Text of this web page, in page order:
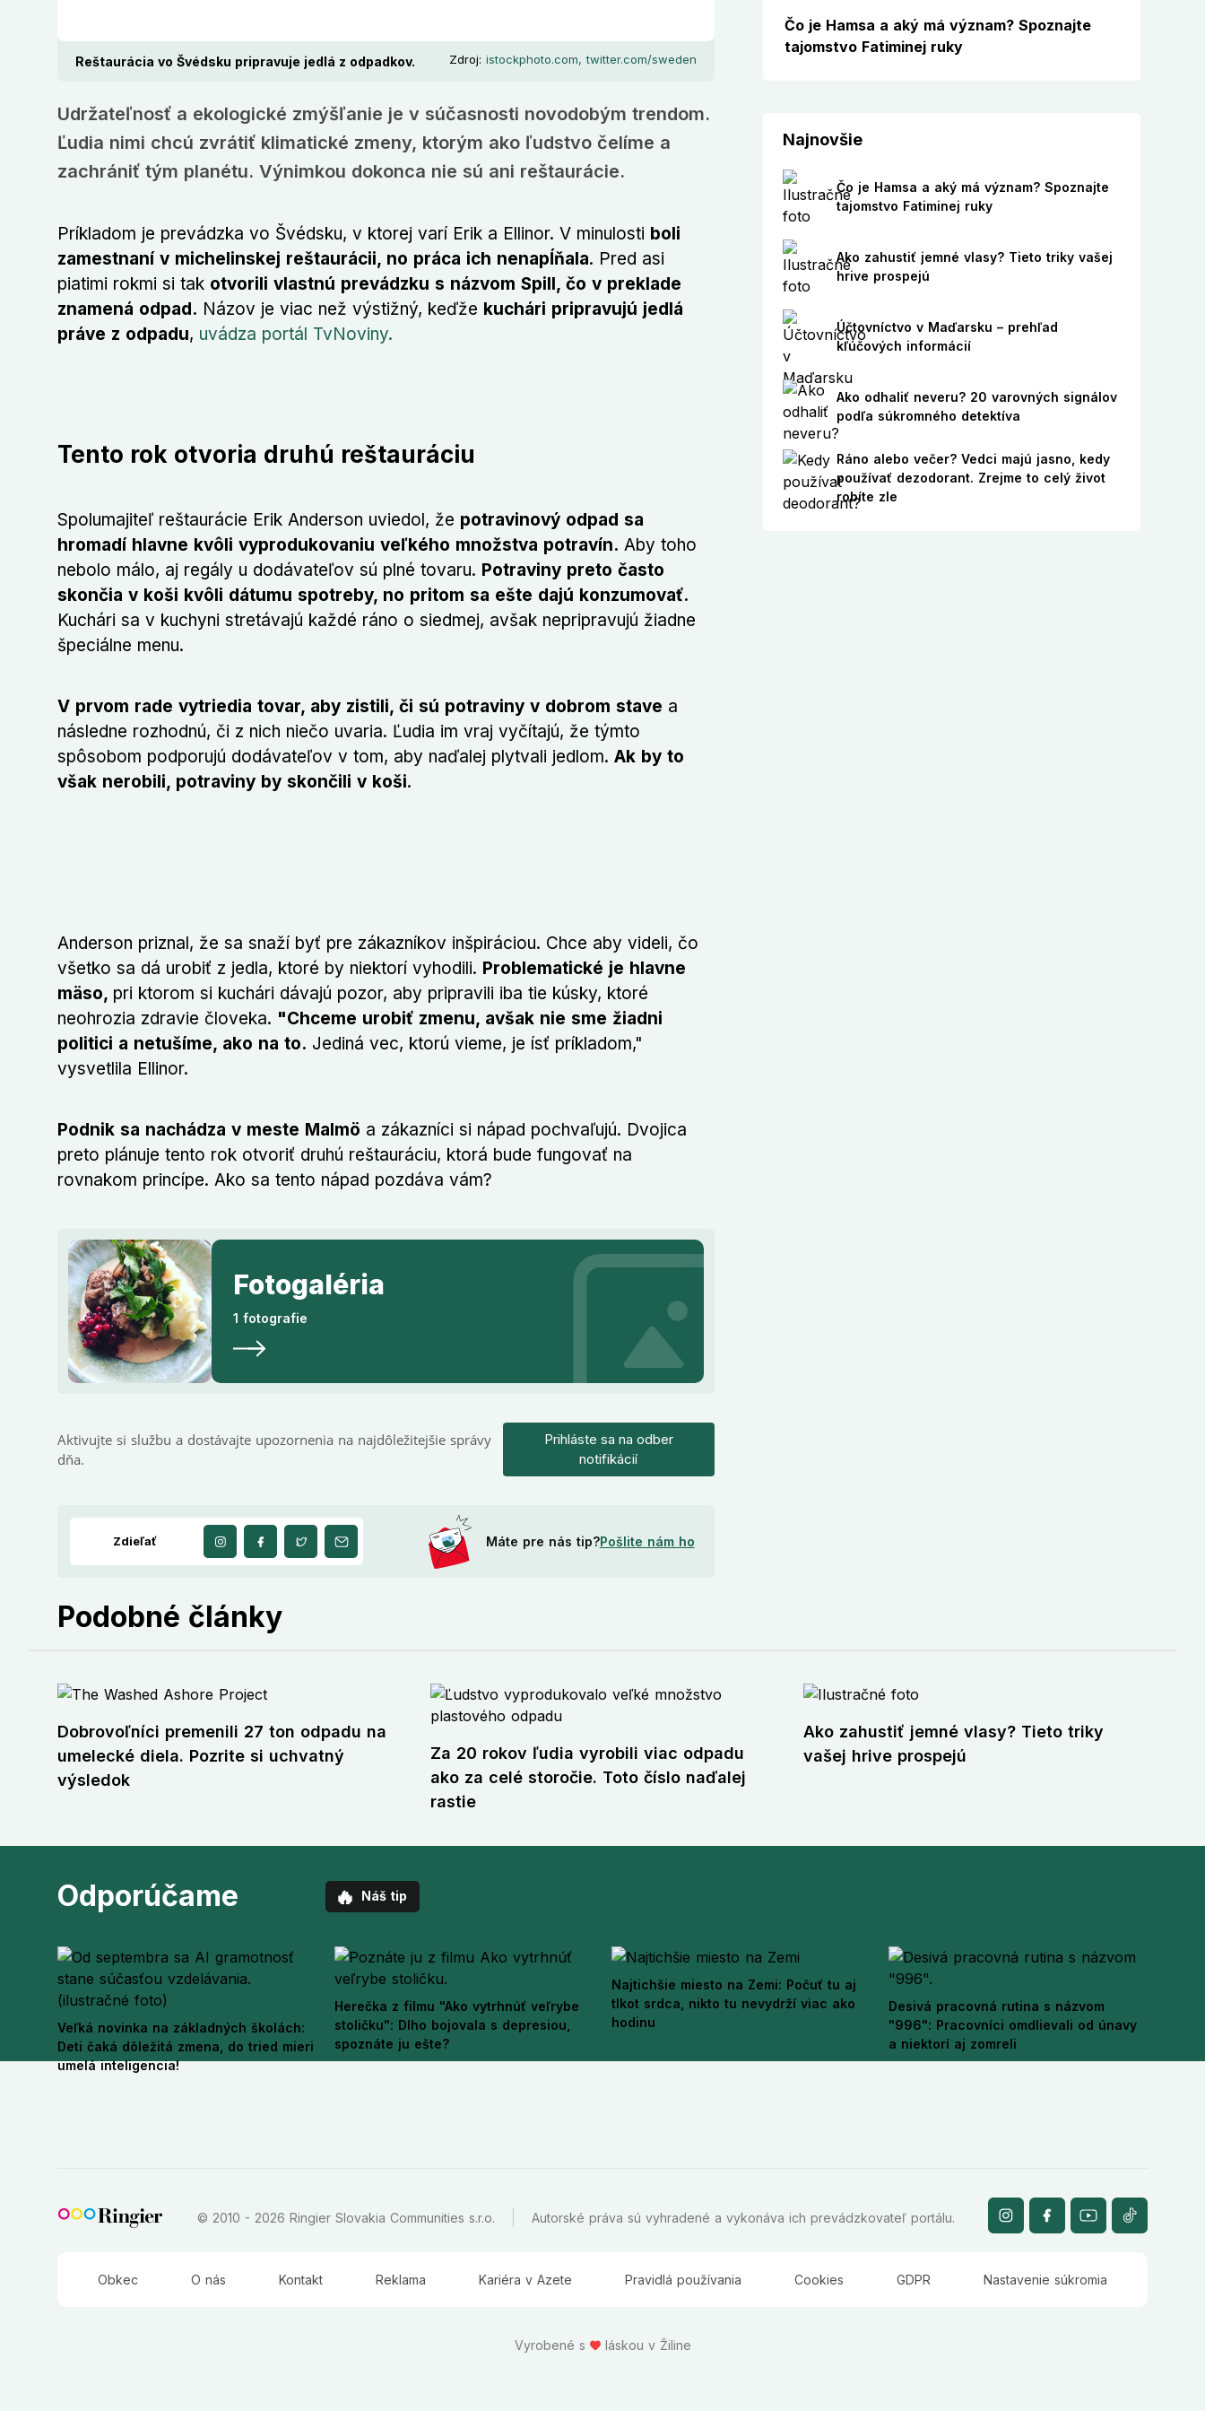
Reštaurácia vo Švédsku pripravuje jedlá z odpadkov. Zdroj: istockphoto.com, twitter.com/sweden
Udržateľnosť a ekologické zmýšľanie je v súčasnosti novodobým trendom.
Ľudia nimi chcú zvrátiť klimatické zmeny, ktorým ako ľudstvo čelíme a
zachrániť tým planétu. Výnimkou dokonca nie sú ani reštaurácie.
Príkladom je prevádzka vo Švédsku, v ktorej varí Erik a Ellinor. V minulosti boli
zamestnaní v michelinskej reštaurácii, no práca ich nenapĺňala. Pred asi
piatimi rokmi si tak otvorili vlastnú prevádzku s názvom Spill, čo v preklade
znamená odpad. Názov je viac než výstižný, keďže kuchári pripravujú jedlá
práve z odpadu, uvádza portál TvNoviny.
Tento rok otvoria druhú reštauráciu
Spolumajiteľ reštaurácie Erik Anderson uviedol, že potravinový odpad sa
hromadí hlavne kvôli vyprodukovaniu veľkého množstva potravín. Aby toho
nebolo málo, aj regály u dodávateľov sú plné tovaru. Potraviny preto často
skončia v koši kvôli dátumu spotreby, no pritom sa ešte dajú konzumovať.
Kuchári sa v kuchyni stretávajú každé ráno o siedmej, avšak nepripravujú žiadne
špeciálne menu.
V prvom rade vytriedia tovar, aby zistili, či sú potraviny v dobrom stave a
následne rozhodnú, či z nich niečo uvaria. Ľudia im vraj vyčítajú, že týmto
spôsobom podporujú dodávateľov v tom, aby naďalej plytvali jedlom. Ak by to
však nerobili, potraviny by skončili v koši.
Anderson priznal, že sa snaží byť pre zákazníkov inšpiráciou. Chce aby videli, čo
všetko sa dá urobiť z jedla, ktoré by niektorí vyhodili. Problematické je hlavne
mäso, pri ktorom si kuchári dávajú pozor, aby pripravili iba tie kúsky, ktoré
neohrozia zdravie človeka. "Chceme urobiť zmenu, avšak nie sme žiadni
politici a netušíme, ako na to. Jediná vec, ktorú vieme, je ísť príkladom,"
vysvetlila Ellinor.
Podnik sa nachádza v meste Malmö a zákazníci si nápad pochvaľujú. Dvojica
preto plánuje tento rok otvoriť druhú reštauráciu, ktorá bude fungovať na
rovnakom princípe. Ako sa tento nápad pozdáva vám?
Fotogaléria
1 fotografie
Aktivujte si službu a dostávajte upozornenia na najdôležitejšie správy
dňa.
Prihláste sa na odber
notifikácií
Zdieľať Máte pre nás tip?Pošlite nám ho
Čo je Hamsa a aký má význam? Spoznajte
tajomstvo Fatiminej ruky
Najnovšie
Čo je Hamsa a aký má význam? Spoznajte
tajomstvo Fatiminej ruky
Ako zahustiť jemné vlasy? Tieto triky vašej
hrive prospejú
Účtovníctvo v Maďarsku – prehľad
kľúčových informácií
Ako odhaliť neveru? 20 varovných signálov
podľa súkromného detektíva
Ráno alebo večer? Vedci majú jasno, kedy
používať dezodorant. Zrejme to celý život
robíte zle
Podobné články
Dobrovoľníci premenili 27 ton odpadu na
umelecké diela. Pozrite si uchvatný
výsledok
Za 20 rokov ľudia vyrobili viac odpadu
ako za celé storočie. Toto číslo naďalej
rastie
Ako zahustiť jemné vlasy? Tieto triky
vašej hrive prospejú
Odporúčame 🔥 Náš tip
Veľká novinka na základných školách:
Deti čaká dôležitá zmena, do tried mieri
umelá inteligencia!
Herečka z filmu "Ako vytrhnúť veľrybe
stoličku": Dlho bojovala s depresiou,
spoznáte ju ešte?
Najtichšie miesto na Zemi: Počuť tu aj
tlkot srdca, nikto tu nevydrží viac ako
hodinu
Desivá pracovná rutina s názvom
"996": Pracovníci omdlievali od únavy
a niektorí aj zomreli
© 2010 - 2026 Ringier Slovakia Communities s.r.o. Autorské práva sú vyhradené a vykonáva ich prevádzkovateľ portálu.
Obkec O nás Kontakt Reklama Kariéra v Azete Pravidlá používania Cookies GDPR Nastavenie súkromia
Vyrobené s láskou v Žiline